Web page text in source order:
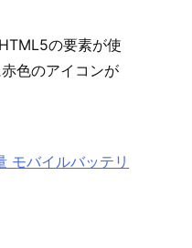
の要素が使
色のアイコンが
バイルバッテリ